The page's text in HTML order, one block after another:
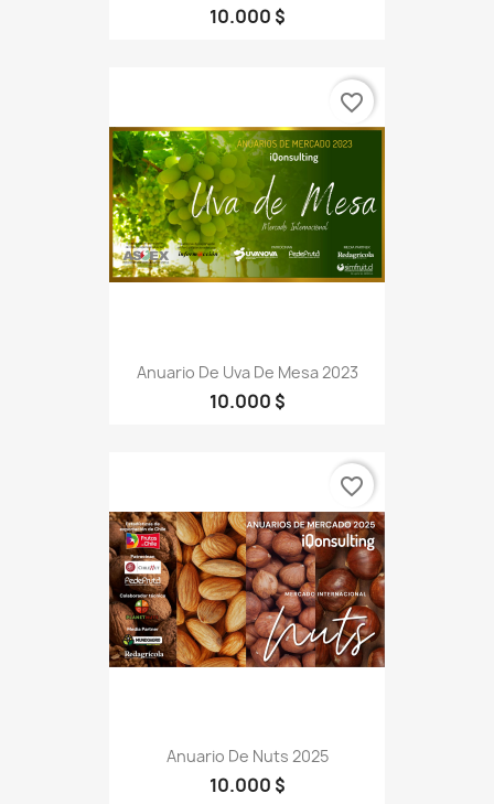
10.000 $
Anuario De Uva De Mesa 2023
10.000 $
favorite_border
Anuario De Nuts 2025
10.000 $
favorite_border